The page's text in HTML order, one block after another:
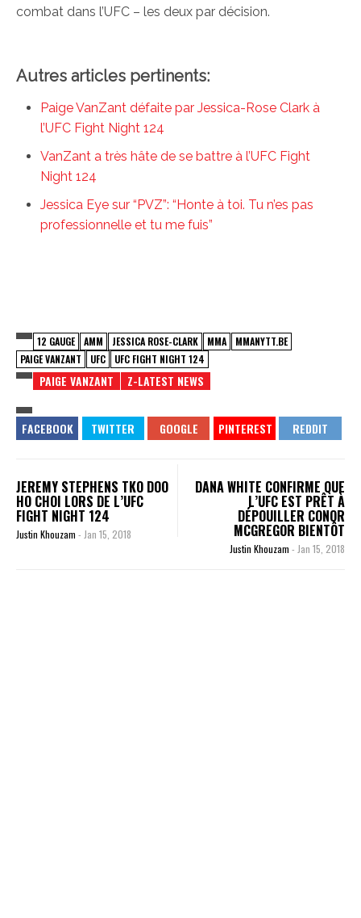
combat dans l’UFC – les deux par décision.
Autres articles pertinents:
Paige VanZant défaite par Jessica-Rose Clark à
l’UFC Fight Night 124
VanZant a très hâte de se battre à l’UFC Fight
Night 124
Jessica Eye sur “PVZ”: “Honte à toi. Tu n’es pas
professionnelle et tu me fuis”
12 GAUGE AMM JESSICA ROSE-CLARK MMA
MMANYTT.BE
PAIGE VANZANT
UFC UFC FIGHT NIGHT 124
PAIGE VANZANT Z-LATEST NEWS
JEREMY STEPHENS TKO DOO
HO CHOI LORS DE L’UFC
FIGHT NIGHT 124
Justin Khouzam - Jan 15, 2018
DANA WHITE CONFIRME QUE
L’UFC EST PRÊT À
DÉPOUILLER CONOR
MCGREGOR BIENTÔT
Justin Khouzam - Jan 15, 2018